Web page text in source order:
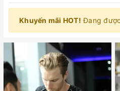
Khuyến mãi HOT! Đang